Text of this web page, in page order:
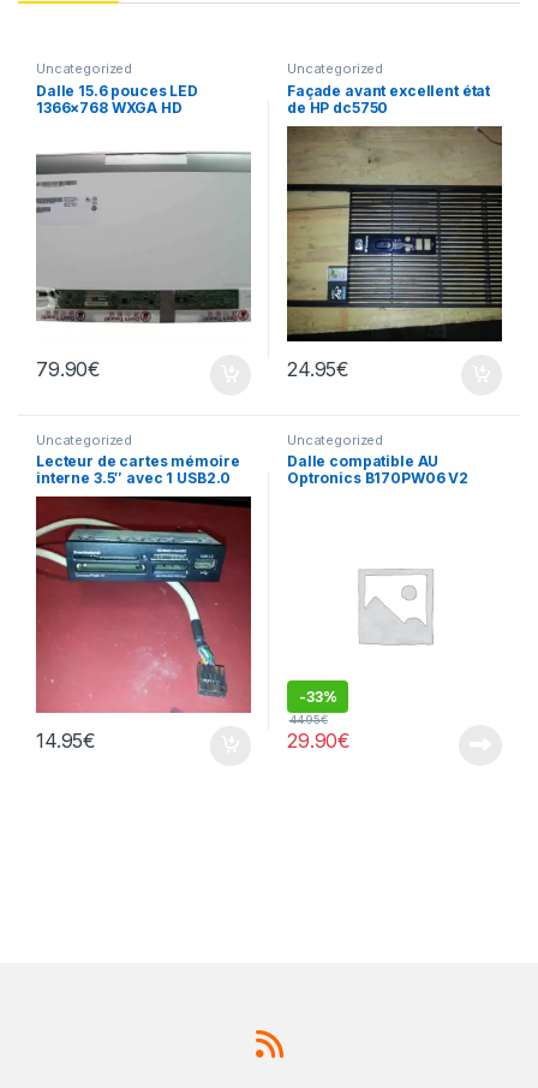
Uncategorized
Dalle 15.6 pouces LED
1366×768 WXGA HD
79.90€
Uncategorized
Façade avant excellent état
de HP dc5750
24.95€
Uncategorized
Lecteur de cartes mémoire
interne 3.5″ avec 1 USB2.0
14.95€
Uncategorized
Dalle compatible AU
Optronics B170PW06 V2
-33%
29.90€
44.95€